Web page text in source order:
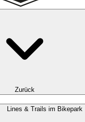
Zurück
Lines & Trails im Bikepark